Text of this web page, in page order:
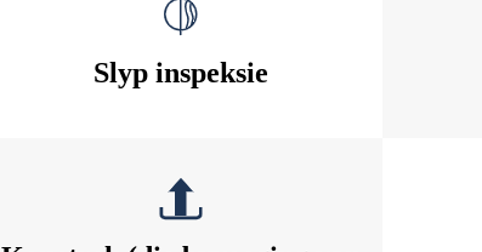
Slyp inspeksie